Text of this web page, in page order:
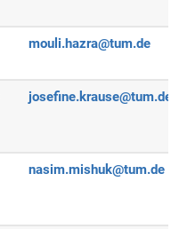
mouli.hazra@tum.de
josefine.krause@tum.de
nasim.mishuk@tum.de